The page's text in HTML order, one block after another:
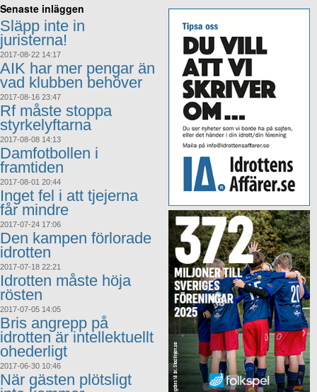
Senaste inläggen
Släpp inte in
juristerna!
2017-08-22 14:17
AIK har mer pengar än
vad klubben behöver
2017-08-16 23:47
Rf måste stoppa
styrkelyftarna
2017-08-08 14:13
Damfotbollen i
framtiden
2017-08-01 20:44
Inget fel i att tjejerna
får mindre
2017-07-24 17:06
Den kampen förlorade
idrotten
2017-07-18 22:21
Idrotten måste höja
rösten
2017-07-05 14:05
Bris angrepp på
idrotten är intellektuellt
ohederligt
2017-06-30 10:46
När gästen plötsligt